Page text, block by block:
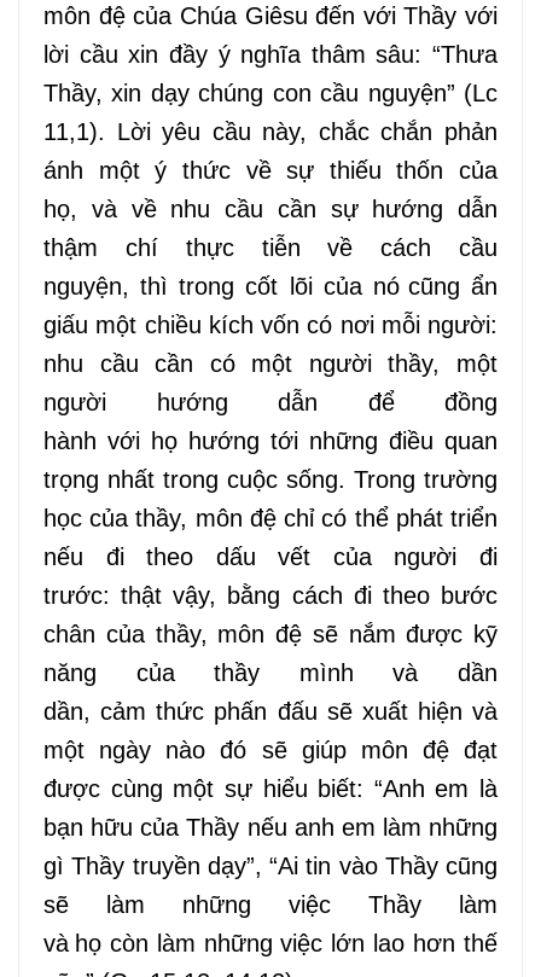
môn đệ của Chúa Giêsu đến với Thầy với
lời cầu xin đầy ý nghĩa thâm sâu: “Thưa
Thầy, xin dạy chúng con cầu nguyện” (Lc
11,1). Lời yêu cầu này, chắc chắn phản
ánh mộtý thức về sự thiếu thốn của
họ, và về nhu cầu cần sự hướng dẫn
thậm chí thực tiễnvề cách cầu
nguyện,thìtrong cốt lõi của nó cũng ẩn
giấu một chiều kích vốn có nơi mỗi người:
nhu cầucần có một người thầy, một
người hướng dẫn để đồng
hành với họ hướng tới những điều quan
trọng nhất trong cuộc sống. Trong trường
học của thầy, môn đệ chỉ có thể phát triển
nếu đi theo dấu vết của người đi
trước:thật vậy, bằng cách đi theo bước
chân của thầy, môn đệ sẽ nắmđược kỹ
năng của thầy mình và dần
dần,cảmthức phấn đấu sẽ xuất hiện và
một ngày nào đó sẽ giúp môn đệ đạt
được cùng một sự hiểu biết: “Anh em là
bạn hữucủaThầy nếu anh em làm những
gìThầy truyền dạy”, “Aitin vào Thầy cũng
sẽ làm những việc Thầy làm
và họ còn làm những việc lớn lao hơn thế